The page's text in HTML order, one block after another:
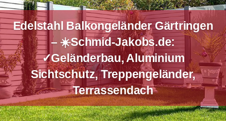
Edelstahl Balkongeländer Gärtringen
– ☀️Schmid-Jakobs.de:
✓Geländerbau, Aluminium
Sichtschutz, Treppengeländer,
Terrassendach